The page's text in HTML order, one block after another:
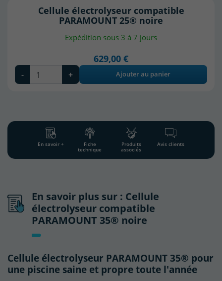
Cellule électrolyseur compatible
PARAMOUNT 25® noire
Expédition sous 3 à 7 jours
629,00 €
- + Ajouter au panier
En savoir + Fiche
technique
Produits
associés
Avis clients
En savoir plus sur : Cellule
électrolyseur compatible
PARAMOUNT 35® noire
Cellule électrolyseur PARAMOUNT 35® pour
une piscine saine et propre toute l'année